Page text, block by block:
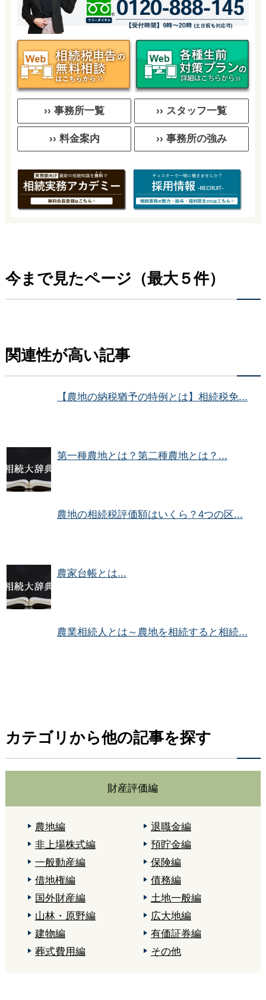
›› 事務所一覧 ›› スタッフ一覧
›› 料金案内 ›› 事務所の強み
今まで見たページ（最大５件）
関連性が高い記事
【農地の納税猶予の特例とは】相続税免...
第一種農地とは？第二種農地とは？...
農地の相続税評価額はいくら？4つの区...
農家台帳とは...
農業相続人とは～農地を相続すると相続...
カテゴリから他の記事を探す
財産評価編
農地編
退職金編
非上場株式編
預貯金編
一般動産編
保険編
借地権編
債務編
国外財産編
土地一般編
山林・原野編
広大地編
建物編
有価証券編
葬式費用編
その他